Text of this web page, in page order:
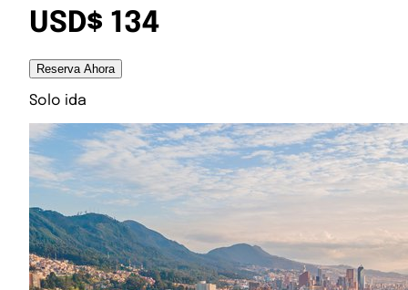
USD$ 134
Reserva Ahora
Solo ida